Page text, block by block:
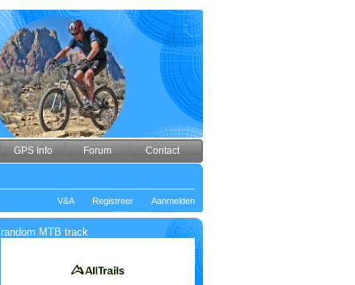
GPS Info Forum Contact
Aanmelden
Registreer
V&A
random MTB track